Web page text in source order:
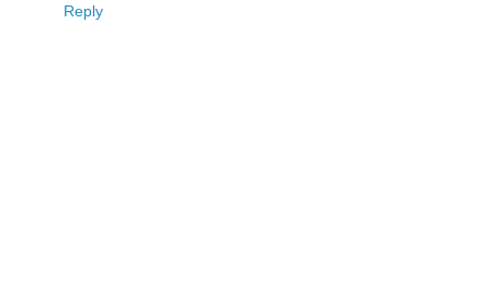
Reply